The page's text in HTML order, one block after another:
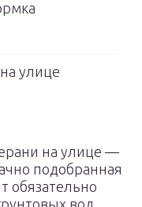
улице
на улице —
подобранная
обязательно
вод,